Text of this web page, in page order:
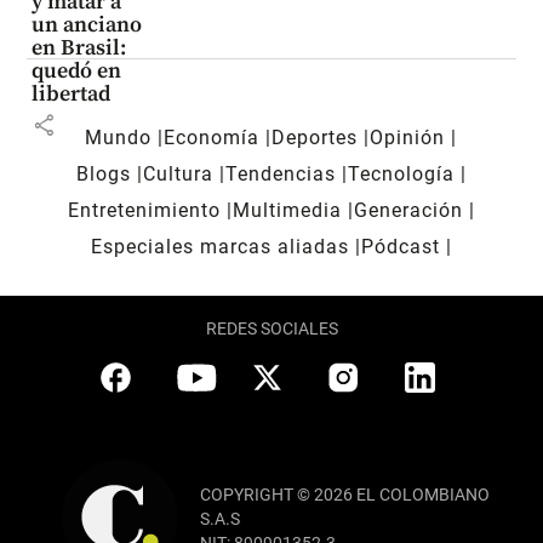
un anciano
en Brasil:
quedó en
libertad
share Mundo Economía Deportes
Opinión
Blogs
Cultura Tendencias Tecnología
Entretenimiento
Multimedia
Generación
Especiales marcas aliadas
Pódcast
REDES SOCIALES
COPYRIGHT © 2026 EL COLOMBIANO
S.A.S